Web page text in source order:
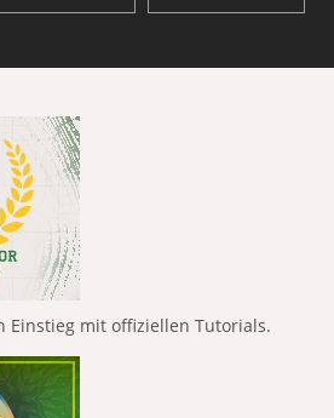
Einstieg mit offiziellen Tutorials.